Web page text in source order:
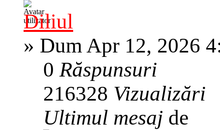
Diliul
» Dum Apr 12, 2026
0Răspunsuri
216328 Vizualizări
Ultimul mesaj de